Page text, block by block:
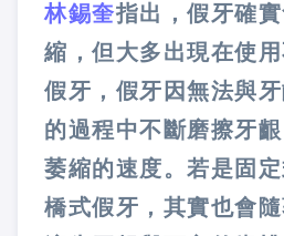
林錫奎指出，假牙確
縮，但大多出現在使
假牙，假牙因無法與
的過程中不斷磨擦牙
萎縮的速度。若是固
橋式假牙，其實也會